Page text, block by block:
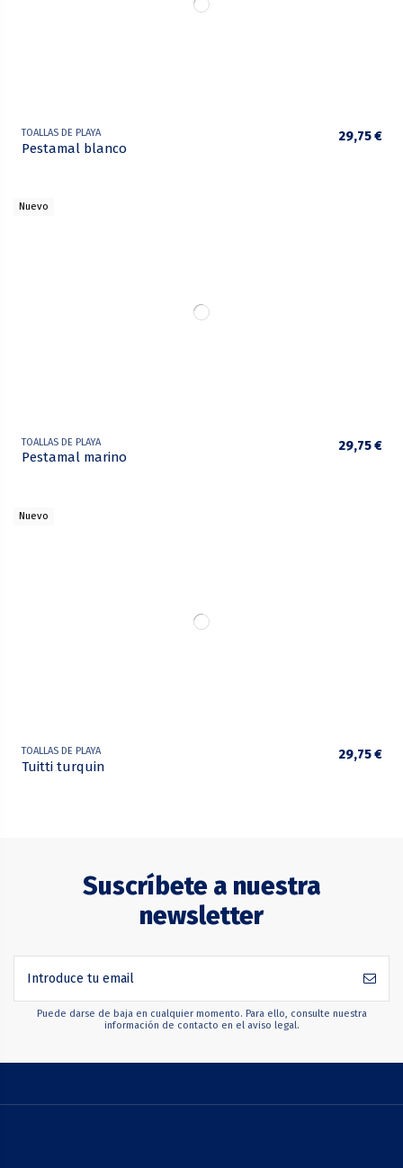
TOALLAS DE PLAYA
Pestamal blanco
29,75 €
Nuevo
TOALLAS DE PLAYA
Pestamal marino
29,75 €
Nuevo
TOALLAS DE PLAYA
Tuitti turquin
29,75 €
Suscríbete a nuestra
newsletter
Puede darse de baja en cualquier momento. Para ello, consulte nuestra
información de contacto en el aviso legal.